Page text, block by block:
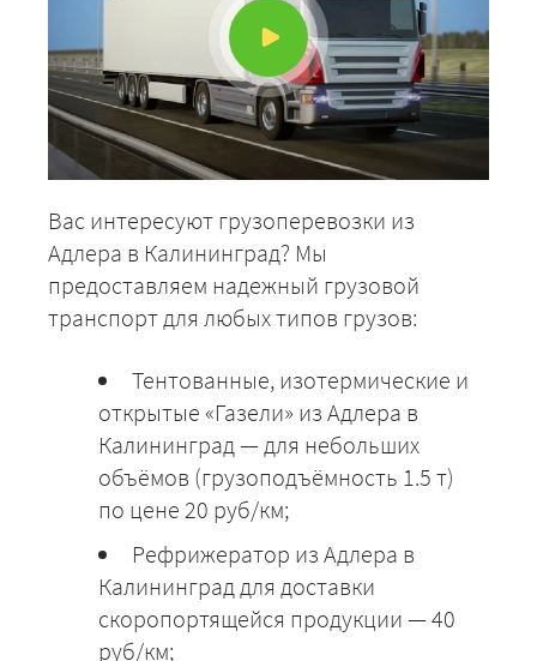
Вас интересуют грузоперевозки из
Адлера в Калининград? Мы
предоставляем надежный грузовой
транспорт для любых типов грузов:
Тентованные, изотермические и
открытые «Газели» из Адлера в
Калининград — для небольших
объёмов (грузоподъёмность 1.5 т)
по цене 20 руб/км;
Рефрижератор из Адлера в
Калининград для доставки
скоропортящейся продукции — 40
руб/км;